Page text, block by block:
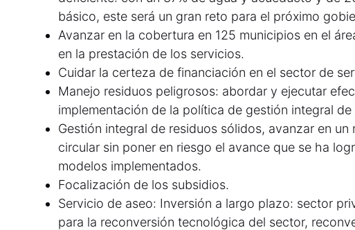
básico, este será un gran reto para el próximo
Avanzar en la cobertura en 125 municipios en el
en la prestación de los servicios.
Cuidar la certeza de financiación en el sector de
Manejo residuos peligrosos: abordar y ejecutar
implementación de la política de gestión integral
Gestión integral de residuos sólidos, avanzar en un
circular sin poner en riesgo el avance que se ha
modelos implementados.
Focalización de los subsidios.
Servicio de aseo: Inversión a largo plazo: sector
para la reconversión tecnológica del sector,